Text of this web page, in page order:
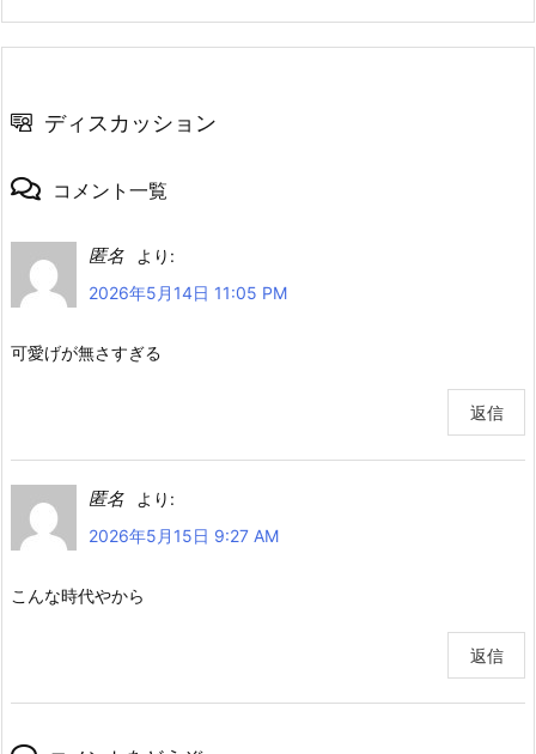
ディスカッション
コメント一覧
匿名
より:
2026年5月14日 11:05 PM
可愛げが無さすぎる
返信
匿名
より:
2026年5月15日 9:27 AM
こんな時代やから
返信